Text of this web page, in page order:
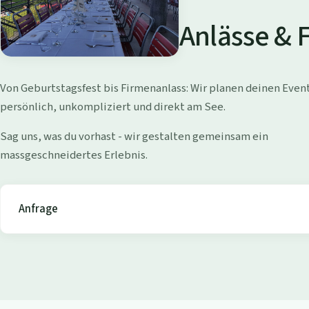
d
i
W
o
l
l
i
s
Anlässe &
Von Geburtstagsfest bis Firmenanlass: Wir planen deinen
persönlich, unkompliziert und direkt am See.
Sag uns, was du vorhast - wir gestalten gemeinsam ein
massgeschneidertes Erlebnis.
Anfrage